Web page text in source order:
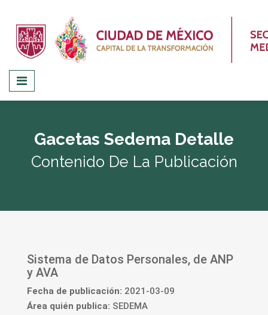
Gacetas Sedema Detalle
Contenido De La Publicación
Sistema de Datos Personales, de ANP
y AVA
Fecha de publicación: 2021-03-09
Área quién publica: SEDEMA